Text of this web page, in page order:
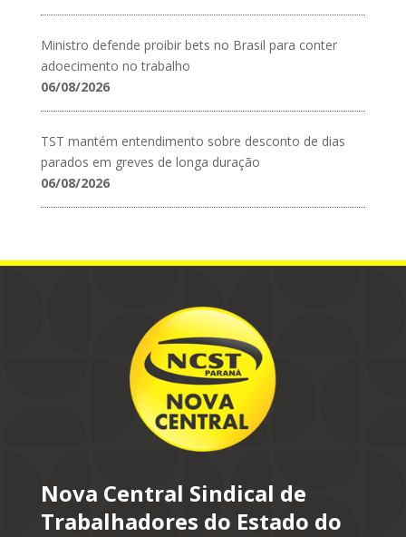
Ministro defende proibir bets no Brasil para conter
adoecimento no trabalho
06/08/2026
TST mantém entendimento sobre desconto de dias
parados em greves de longa duração
06/08/2026
Nova Central Sindical de
Trabalhadores do Estado do